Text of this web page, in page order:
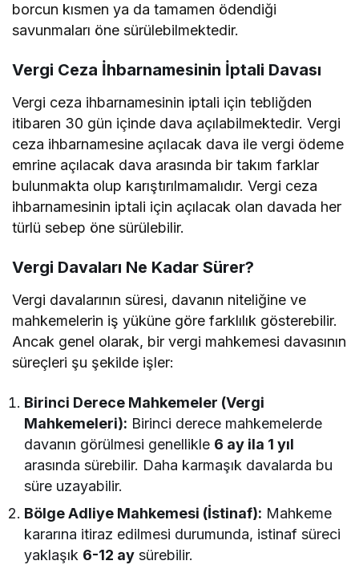
borcun kısmen ya da tamamen ödendiği
savunmaları öne sürülebilmektedir.
Vergi Ceza İhbarnamesinin İptali Davası
Vergi ceza ihbarnamesinin iptali için tebliğden
itibaren 30 gün içinde dava açılabilmektedir. Vergi
ceza ihbarnamesine açılacak dava ile vergi ödeme
emrine açılacak dava arasında bir takım farklar
bulunmakta olup karıştırılmamalıdır. Vergi ceza
ihbarnamesinin iptali için açılacak olan davada her
türlü sebep öne sürülebilir.
Vergi Davaları Ne Kadar Sürer?
Vergi davalarının süresi, davanın niteliğine ve
mahkemelerin iş yüküne göre farklılık gösterebilir.
Ancak genel olarak, bir vergi mahkemesi davasının
süreçleri şu şekilde işler:
Birinci Derece Mahkemeler (Vergi
Mahkemeleri): Birinci derece mahkemelerde
davanın görülmesi genellikle 6 ay ila 1 yıl
arasında sürebilir. Daha karmaşık davalarda bu
süre uzayabilir.
Bölge Adliye Mahkemesi (İstinaf): Mahkeme
kararına itiraz edilmesi durumunda, istinaf süreci
yaklaşık 6-12 ay sürebilir.